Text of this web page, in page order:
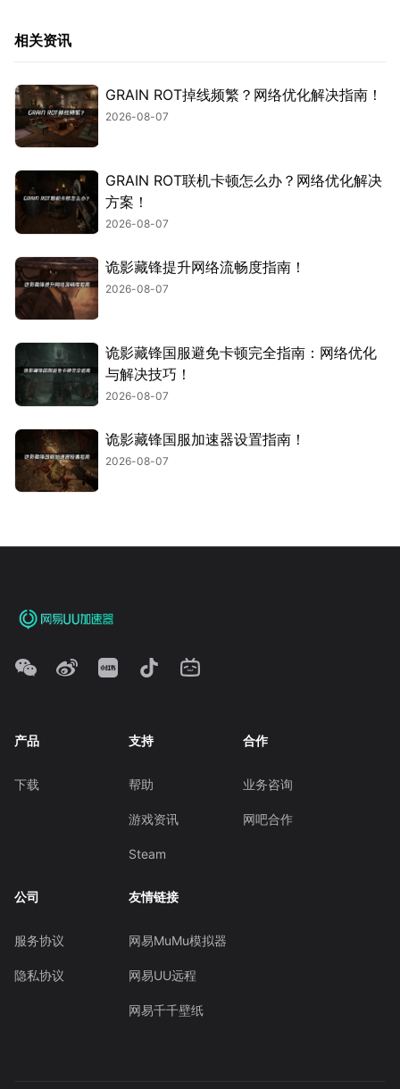
相关资讯
GRAIN ROT掉线频繁？网络优化解决指南！
2026-08-07
GRAIN ROT联机卡顿怎么办？网络优化解决
方案！
2026-08-07
诡影藏锋提升网络流畅度指南！
2026-08-07
诡影藏锋国服避免卡顿完全指南：网络优化
与解决技巧！
2026-08-07
诡影藏锋国服加速器设置指南！
2026-08-07
产品
下载
支持
帮助
游戏资讯
Steam
合作
业务咨询
网吧合作
公司
服务协议
隐私协议
友情链接
网易MuMu模拟器
网易UU远程
网易千千壁纸